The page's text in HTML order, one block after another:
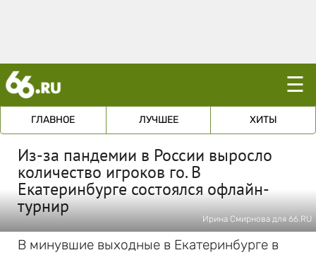
☰
ГЛАВНОЕ ЛУЧШЕЕ ХИТЫ
Из-за пандемии в России выросло
количество игроков го. В
Екатеринбурге состоялся офлайн-
турнир
Ирина Смирнова для 66.RU
В минувшие выходные в Екатеринбурге в